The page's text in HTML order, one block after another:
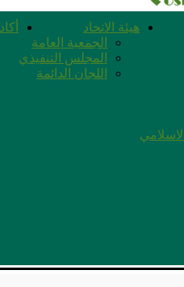
هيئة الاتحاد
الجمعية العامة
المجلس التنفيذي
اللجان الدائمة